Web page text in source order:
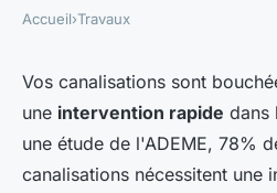
Débouchage
d'Oise (95) :
Margot•26 novembre 2025 •7
Accueil›Travaux
Vos canalisations sont
une intervention rapide dans
une étude de l'ADEME, 78%
canalisations nécessitent une